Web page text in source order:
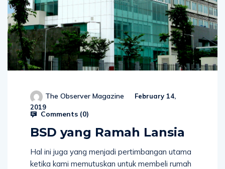
The Observer Magazine
February 14,
2019
Comments (0)
BSD yang Ramah Lansia
Hal ini juga yang menjadi pertimbangan utama
ketika kami memutuskan untuk membeli rumah